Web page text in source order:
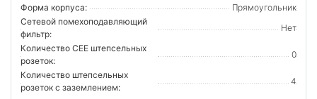
Форма корпуса:
Прямоугольник
Сетевой помехоподавляющий
фильтр:
Нет
Количество CEE штепсельных
розеток:
0
Количество штепсельных
розеток с заземлением:
4